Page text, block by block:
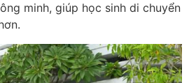
minh, giúp học sinh di chuyển